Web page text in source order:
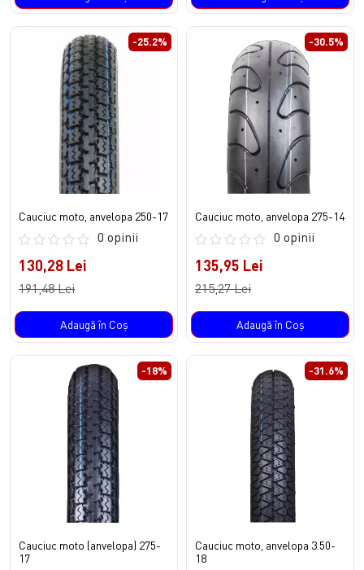
-25.2%
Cauciuc moto, anvelopa 250-17
0 opinii
130,28 Lei
191,48 Lei
Adaugă în Coş
-30.5%
Cauciuc moto, anvelopa 275-14
0 opinii
135,95 Lei
215,27 Lei
Adaugă în Coş
-18%
Cauciuc moto (anvelopa) 275-
17
-31.6%
Cauciuc moto, anvelopa 3.50-
18